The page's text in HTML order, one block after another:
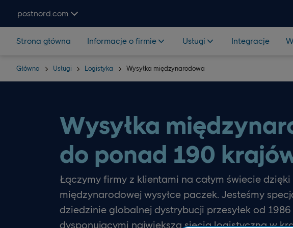
postnord.com
Strona główna Informacje o firmie Usługi Integracje
Główna Usługi Logistyka Wysyłka międzynarodowa
Wysyłka
do ponad 190
Łączymy firmy z klientami na całym świecie
międzynarodowej wysyłce paczek. Jesteśmy
dziedzinie globalnej dystrybucji przesyłek od 1986
dysponującymi największą siecią logistyczną w